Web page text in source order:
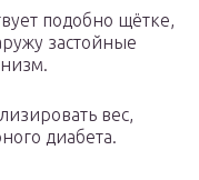
подобно щётке,
застойные
вес,
диабета.